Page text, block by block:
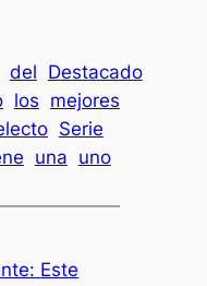
del Destacado
los mejores
Serie
una uno
Este